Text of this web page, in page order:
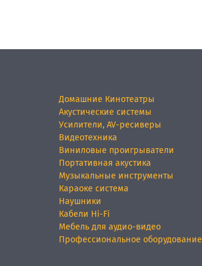
Домашние Кинотеатры
Акустические системы
Усилители, AV-ресиверы
Видеотехника
Виниловые проигрыватели
Портативная акустика
Музыкальные инструменты
Караоке система
Наушники
Кабели Hi-Fi
Мебель для аудио-видео
Профессиональное оборудование